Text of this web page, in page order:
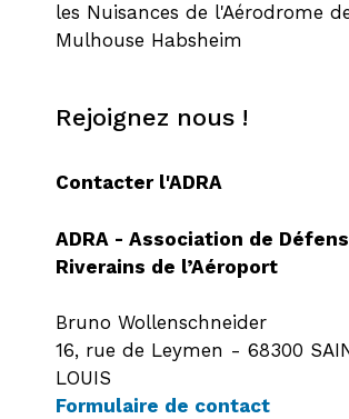
les Nuisances de l'Aérodrome
Mulhouse Habsheim
Rejoignez nous !
Contacter l'ADRA
ADRA - Association de
Riverains de l’Aéroport
Bruno Wollenschneider
16, rue de Leymen - 68300
LOUIS
Formulaire de contact